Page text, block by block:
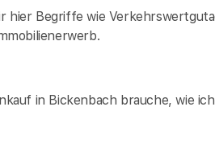
hier Begriffe wie
in Bickenbach brauche, wie